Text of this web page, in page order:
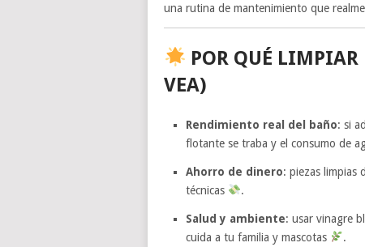
una rutina de mantenimiento que
POR QUÉ LIMPIAR
VEA)
Rendimiento real del baño: si
flotante se traba y el consumo de
Ahorro de dinero: piezas limpias
técnicas
.
Salud y ambiente: usar vinagre
cuida a tu familia y mascotas
.